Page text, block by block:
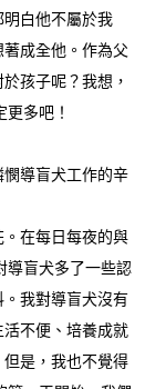
白他不屬於我
成全他。作為父
孩子呢？我想，
多吧！
導盲犬工作的辛
在每日每夜的與
導盲犬多了一些認
我對導盲犬沒有
不便、培養成就
是，我也不覺得